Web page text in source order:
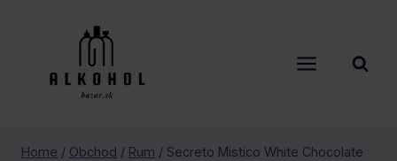
Home / Obchod / Rum / Secreto Mistico White Chocolate